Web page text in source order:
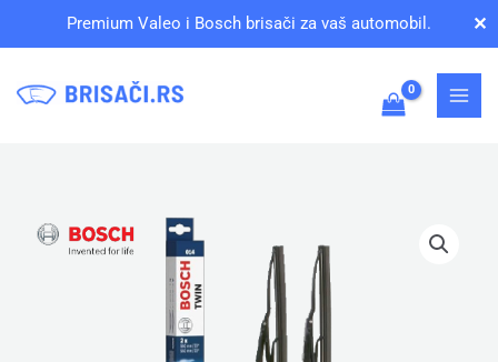
Premium Valeo i Bosch brisači za vaš automobil. ✕